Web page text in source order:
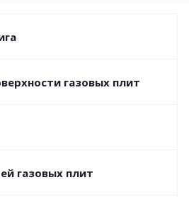
газовых плит
газовых плит